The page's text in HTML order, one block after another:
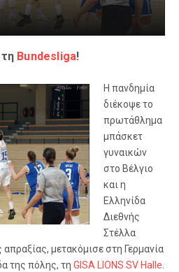
Βundesliga!
Η πανδημία
διέκοψε το
πρωτάθλημα
μπάσκετ
γυναικών
στο Βέλγιο
και η
Ελληνίδα
Διεθνής
Στέλλα
μετακόμισε στη Γερμανία
της πόλης, τη GISA LIONS SV Halle.